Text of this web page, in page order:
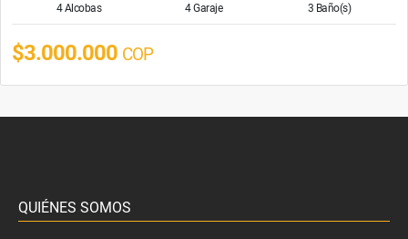
4 Alcobas 4 Garaje 3 Baño(s)
$3.000.000 COP
QUIÉNES SOMOS